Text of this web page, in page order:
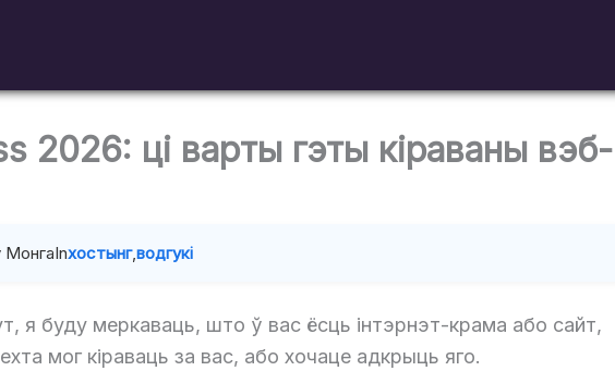
2026: ці варты гэты кіраваны вэб-
МонгаInхостынг,водгукі
я буду меркаваць, што ў вас ёсць інтэрнэт-крама або сайт,
мог кіраваць за вас, або хочаце адкрыць яго.